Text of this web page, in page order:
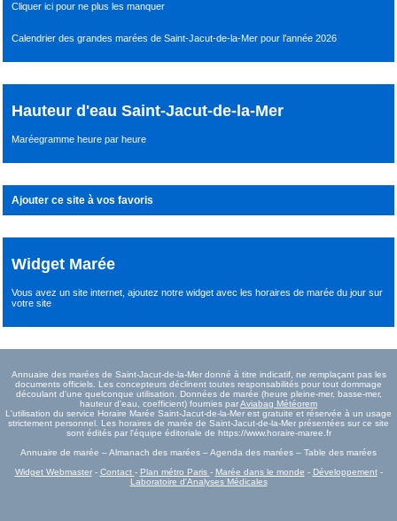
Cliquer ici pour ne plus les manquer
Calendrier des grandes marées de Saint-Jacut-de-la-Mer pour l’année 2026
Hauteur d'eau Saint-Jacut-de-la-Mer
Maréegramme heure par heure
Ajouter ce site à vos favoris
Widget Marée
Vous avez un site internet,ajoutez notre widget avec les horaires de marée du joursur
votre site
Annuaire des marées de Saint-Jacut-de-la-Mer donné à titre indicatif, ne remplaçant pas les
documents officiels. Les concepteurs déclinent toutes responsabilités pour tout dommage
découlant d'une quelconque utilisation. Données de marée (heure pleine-mer, basse-mer,
hauteur d'eau, coefficient) fournies parAviabag Météorem
L'utilisation du service Horaire Marée Saint-Jacut-de-la-Mer est gratuite et réservée à un usage
strictement personnel. Les horaires de marée de Saint-Jacut-de-la-Mer présentées sur ce site
sont édités par l'équipe éditoriale de https://www.horaire-maree.fr
Annuaire de marée – Almanach des marées – Agenda des marées – Table des marées
Widget Webmaster- Contact - Plan métro Paris - Marée dans le monde - Développement-
Laboratoire d'Analyses Médicales